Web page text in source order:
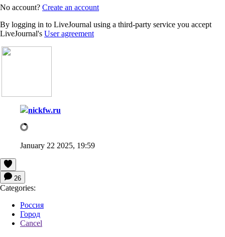
No account? Create an account
By logging in to LiveJournal using a third-party service you accept
LiveJournal's User agreement
nickfw.ru
January 22 2025, 19:59
26
Categories:
Россия
Город
Cancel